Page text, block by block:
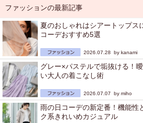
ファッションの最新記事
夏のおしゃれはシアートップス
コーデおすすめ5選
2026.07.28 by kanami
グレー×パステルで垢抜ける！
い大人の着こなし術
2026.07.07 by miho
雨の日コーデの新定番！機能性
ク系きれいめカジュアル